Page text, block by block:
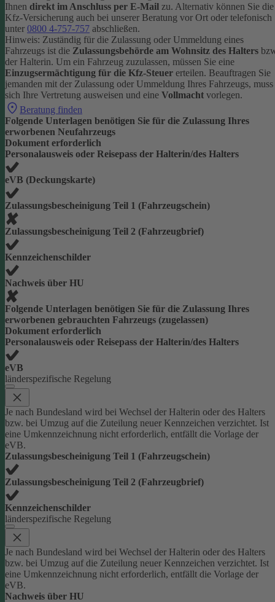
Ihnen direkt im Anschluss per E-Mail zu. Alternativ können Sie die
Kfz-Versicherung auch bei unserer Beratung vor Ort oder telefonisch
unter 0800 4-757-757 abschließen.
Hinweis: Zuständig für die Zulassung oder Ummeldung eines
Fahrzeugs ist die Zulassungsbehörde am Wohnsitz des Halters
der Halterin. Um ein Fahrzeug zuzulassen, müssen Sie eine
Einzugsermächtigung für die Kfz-Steuer erteilen. Beauftragen Sie
jemanden mit der Zulassung oder Ummeldung Ihres Fahrzeugs, muss
sich Ihre Vertretung ausweisen und eine Vollmacht vorlegen.
Beratung finden
Folgende Unterlagen benötigen Sie für die Zulassung Ihres
erworbenen Neufahrzeugs
Dokument erforderlich
Personalausweis oder Reisepass der Halterin/des Halters
eVB (Deckungskarte)
Zulassungsbescheinigung Teil 1 (Fahrzeugschein)
Zulassungsbescheinigung Teil 2 (Fahrzeugbrief)
Kennzeichenschilder
Nachweis über HU
Folgende Unterlagen benötigen Sie für die Zulassung Ihres
erworbenen gebrauchten Fahrzeugs (zugelassen)
Dokument erforderlich
Personalausweis oder Reisepass der Halterin/des Halters
eVB
länderspezifische Regelung
Je nach Bundesland wird bei Wechsel der Halterin oder des Halters
bzw. bei Umzug auf die Zuteilung neuer Kennzeichen verzichtet. Ist
eine Umkennzeichnung nicht erforderlich, entfällt die Vorlage der
eVB.
Zulassungsbescheinigung Teil 1 (Fahrzeugschein)
Zulassungsbescheinigung Teil 2 (Fahrzeugbrief)
Kennzeichenschilder
länderspezifische Regelung
Je nach Bundesland wird bei Wechsel der Halterin oder des Halters
bzw. bei Umzug auf die Zuteilung neuer Kennzeichen verzichtet. Ist
eine Umkennzeichnung nicht erforderlich, entfällt die Vorlage der
eVB.
Nachweis über HU